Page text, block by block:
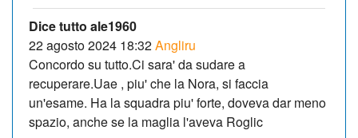
Dice tutto ale1960
22 agosto 2024 18:32Angliru
Concordo su tutto.Ci sara' da sudare a
recuperare.Uae , piu' che la Nora, si faccia
un'esame. Ha la squadra piu' forte, doveva dar meno
spazio, anche se la maglia l'aveva Roglic